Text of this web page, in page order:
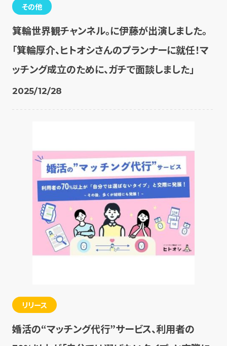
その他
箕輪世界観チャンネル。に伊藤が出演しました。
「箕輪厚介、ヒトオシさんのプランナーに就任！マ
ッチング成立のために、ガチで面談しました」
2025/12/28
リリース
婚活の“マッチング代行”サービス、利用者の